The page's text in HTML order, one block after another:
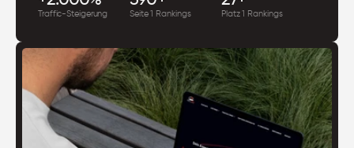
Traffic-Steigerung Seite 1 Rankings Platz 1 Rankings